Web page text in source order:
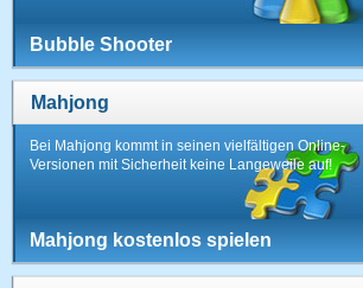
Bubble Shooter
Mahjong
Bei Mahjong kommt in seinen vielfältigen Online-
Versionen mit Sicherheit keine Langeweile auf!
Mahjong kostenlos spielen